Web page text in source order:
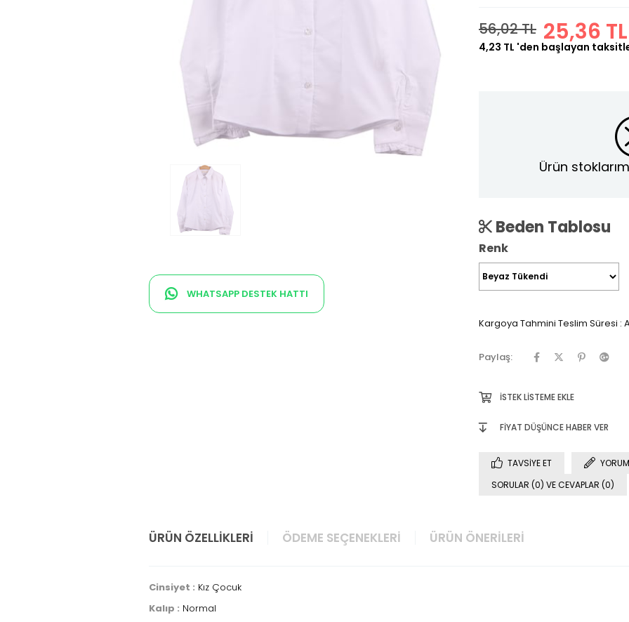
WHATSAPP DESTEK HATTI
56,02 TL 25,36 TL
4,23 TL 'den başlayan
Ürün
Beden Tablosu
Renk
Kargoya Tahmini Teslim Süresi :
Paylaş:
İSTEK LISTEME EKLE
FIYAT DÜŞÜNCE HABER VER
TAVSIYE ET
SORULAR (0) VE CEVAPLAR (0)
ÜRÜN ÖZELLIKLERI ÖDEME SEÇENEKLERI ÜRÜN ÖNERILERI
Cinsiyet : Kız Çocuk
Kalıp : Normal